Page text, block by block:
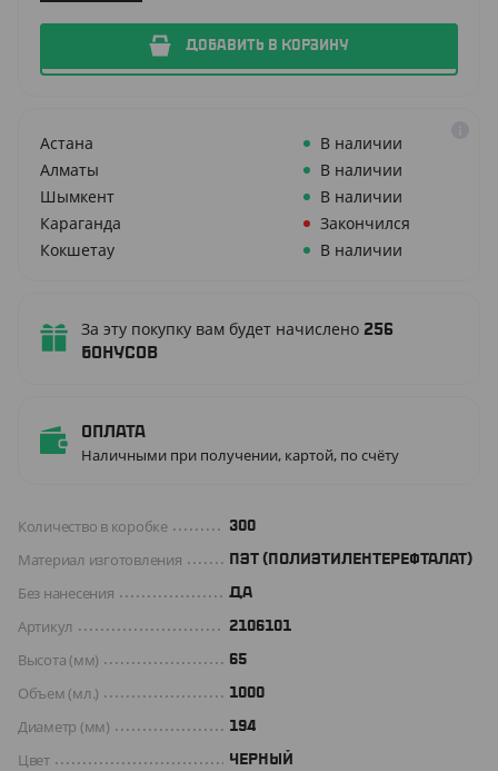
ДОБАВИТЬ В КОРЗИНУ
Астана
В наличии
Алматы
В наличии
Шымкент
В наличии
Караганда
Закончился
Кокшетау
В наличии
За эту покупку вам будет начислено 256
бонусов
Оплата
Наличными при получении, картой, по счёту
Количество в коробке 300
Материал изготовления ПЭТ (ПОЛИЭТИЛЕНТЕРЕФТАЛАТ)
Без нанесения ДА
Артикул 2106101
Высота (мм) 65
Объем (мл.) 1000
Диаметр (мм) 194
Цвет ЧЕРНЫЙ